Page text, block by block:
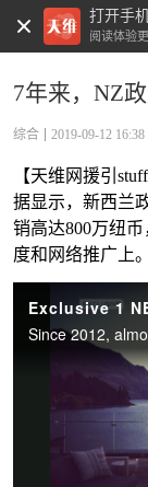
打开手
阅读体验
7年来，NZ
综合 2019-09-12 16:38
【天维网援引
据显示，新西兰
销高达800万纽
度和网络推广上。